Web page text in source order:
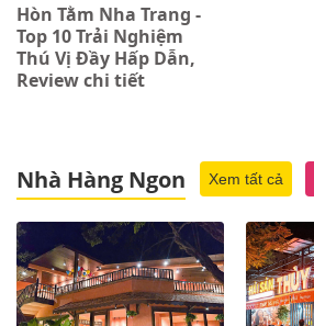
Hòn Tằm Nha Trang -
Top 10 Trải Nghiệm
Thú Vị Đầy Hấp Dẫn,
Review chi tiết
Nhà Hàng Ngon Xem tất cả